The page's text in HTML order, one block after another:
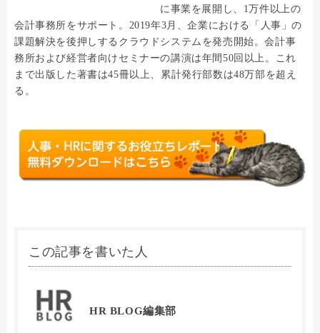
に事業を展開し、1万件以上の
会計事務所をサポート。2019年3月、企業における「人事」の
課題解決を後押しするクラウドシステムを発売開始。会計事
務所および経営者向けセミナーの講演は年間50回以上。これ
まで出版した著書は45冊以上、累計発行部数は48万部を超え
る。
この記事を書いた人
HR BLOG編集部